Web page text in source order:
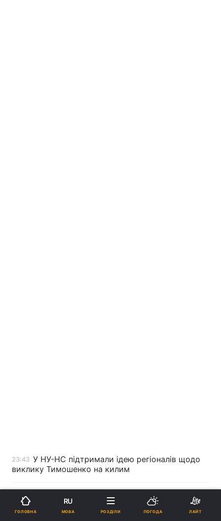
23:43 У НУ-НС підтримали ідею регіоналів щодо
виклику Тимошенко на килим
23:31 Медвєдєв дочекався привітань від НАТО
ГОЛОВНА
RU
МОВА РОЗДІЛИ ПОГОДА ЛАЙТ